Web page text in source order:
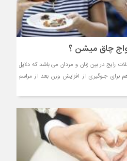
چاق میشن ؟
رایج در بین زنان و مردان می باشد که دلایل
جلوگیری از افزایش وزن بعد از مراسم